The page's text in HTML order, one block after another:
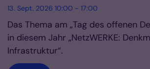
13. Sept. 2026 10:00 - 17:00
Das Thema am „Tag des offenen
in diesem Jahr „NetzWERKE:
Infrastruktur“.